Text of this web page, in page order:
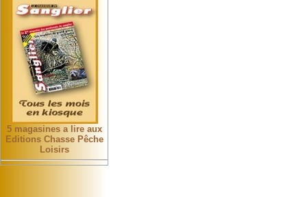
5 magasines a lire aux
Editions Chasse Pêche
Loisirs